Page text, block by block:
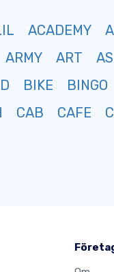
ACADEMY
ARMY ART
BIKE BINGO
CAB CAFE